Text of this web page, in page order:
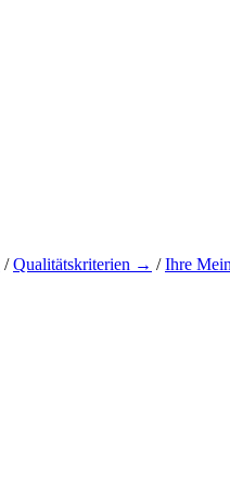
/Qualitätskriterien → /Ihre